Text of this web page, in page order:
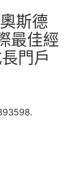
斯德
最佳經
門戶